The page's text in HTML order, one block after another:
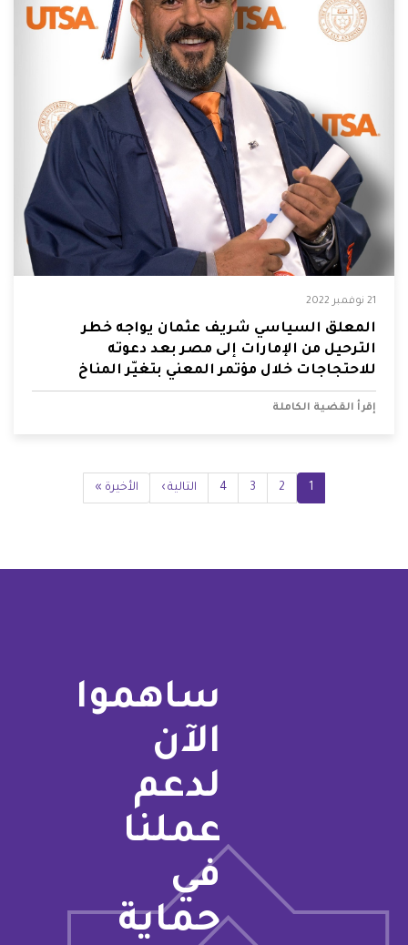
21 نوفمبر 2022
المعلق السياسي شريف عثمان يواجه خطر
الترحيل من الإمارات إلى مصر بعد دعوته
للاحتجاجات خلال مؤتمر المعني بتغيّر المناخ
إقرأ القضية الكاملة
Current
page
1 الصفحة
2 الصفحة
3 الصفحة
4
Next
page
التالية ›
Last
page
الأخيرة »
ساهموا
الآن
لدعم
عملنا
في
حماية